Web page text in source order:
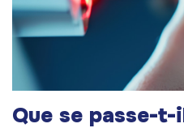
Que se passe-